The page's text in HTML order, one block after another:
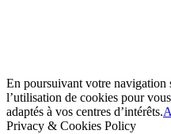
En poursuivant votre navigation
l’utilisation de cookies pour
adaptés à vos centres d’intérêts.
Privacy & Cookies Policy